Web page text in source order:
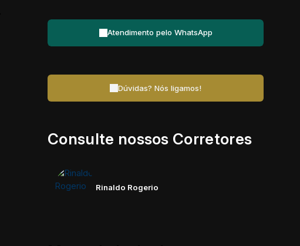
Atendimento pelo WhatsApp
Dúvidas? Nós ligamos!
Consulte nossos Corretores
Rinaldo Rogerio